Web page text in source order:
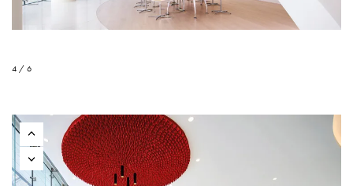
4 / 6